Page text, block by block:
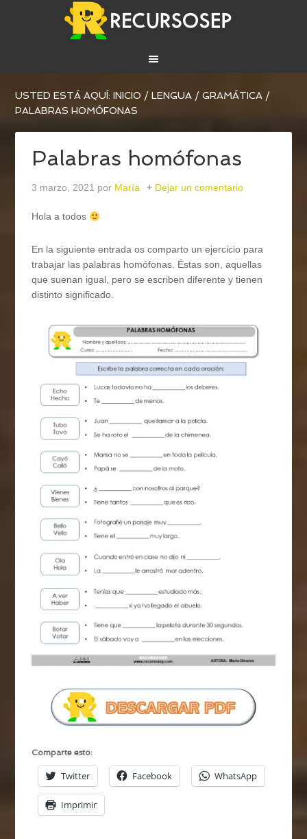
USTED ESTÁ AQUÍ:INICIO / LENGUA / GRAMÁTICA /
PALABRAS HOMÓFONAS
Palabras homófonas
3 marzo, 2021 por María Dejar un comentario
Hola a todos
En la siguiente entrada os comparto un ejercicio para
trabajar las palabras homófonas. Éstas son, aquellas
que suenan igual, pero se escriben diferente y tienen
distinto significado.
Comparte esto:
Twitter Facebook WhatsApp
Imprimir